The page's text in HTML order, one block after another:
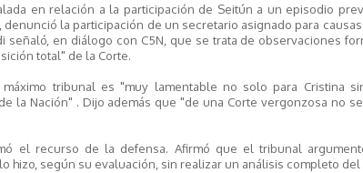
en relación a la participación de Seitún a un episodio
la participación de un secretario asignado para
en diálogo con C5N, que se trata de observaciones
total" de la Corte.
tribunal es "muy lamentable no solo para Cristina
la Nación" . Dijo además que "de una Corte vergonzosa no
el recurso de la defensa. Afirmó que el tribunal
hizo, según su evaluación, sin realizar un análisis completo